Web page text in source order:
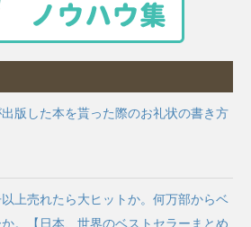
版した本を貰った際のお礼状の書き方
上売れたら大ヒットか。何万部からベ
。【日本、世界のベストセラーまとめ